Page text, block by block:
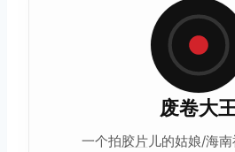
废卷大
一个拍胶片儿的姑娘/海